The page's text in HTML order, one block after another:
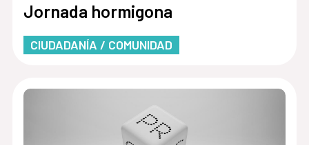
Jornada hormigona
CIUDADANÍA / COMUNIDAD